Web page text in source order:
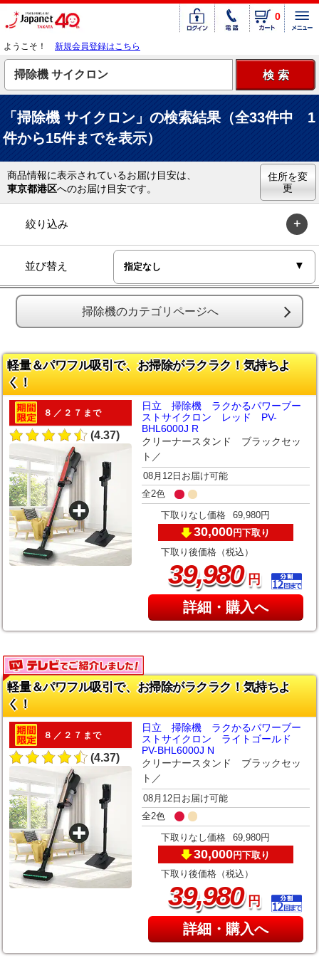
0
ようこそ！ 新規会員登録はこちら
「掃除機 サイクロン」の検索結果（全33件中 1
件から15件までを表示）
商品情報に表示されているお届け目安は、
東京都港区へのお届け目安です。
住所を変
更
絞り込み
並び替え
掃除機のカテゴリページへ
軽量＆パワフル吸引で、お掃除がラクラク！気持ちよ
く！
８／２７まで
(4.37)
日立 掃除機 ラクかるパワーブー
ストサイクロン レッド PV-
BHL6000J R
クリーナースタンド ブラックセッ
ト／
08月12日お届け可能
全2色
下取りなし価格 69,980円
30,000円下取り
下取り後価格（税込）
39,980円
詳細・購入へ
軽量＆パワフル吸引で、お掃除がラクラク！気持ちよ
く！
８／２７まで
(4.37)
日立 掃除機 ラクかるパワーブー
ストサイクロン ライトゴールド
PV-BHL6000J N
クリーナースタンド ブラックセッ
ト／
08月12日お届け可能
全2色
下取りなし価格 69,980円
30,000円下取り
下取り後価格（税込）
39,980円
詳細・購入へ